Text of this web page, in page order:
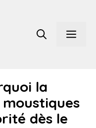
la
dès le